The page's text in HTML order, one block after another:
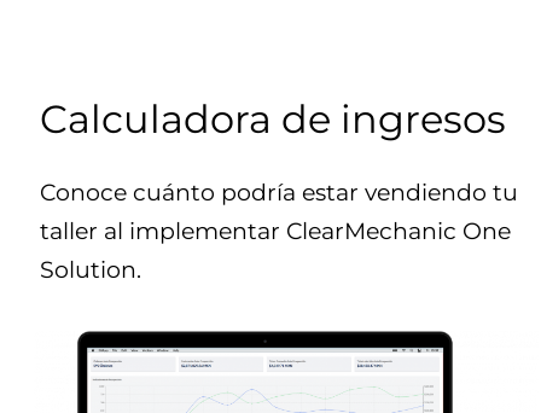
Calculadora de ingresos
Conoce cuánto podría estar vendiendo tu
taller al implementar ClearMechanic One
Solution.